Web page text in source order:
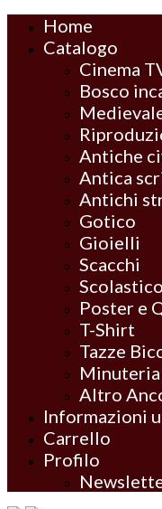
Home
Catalogo
Cinema
Bosco
Antiche
Antica
Antichi
Gotico
Gioielli
Scacchi
Scolastico
Poster e
T-Shirt
Tazze
Altro
Informazioni
Carrello
Profilo